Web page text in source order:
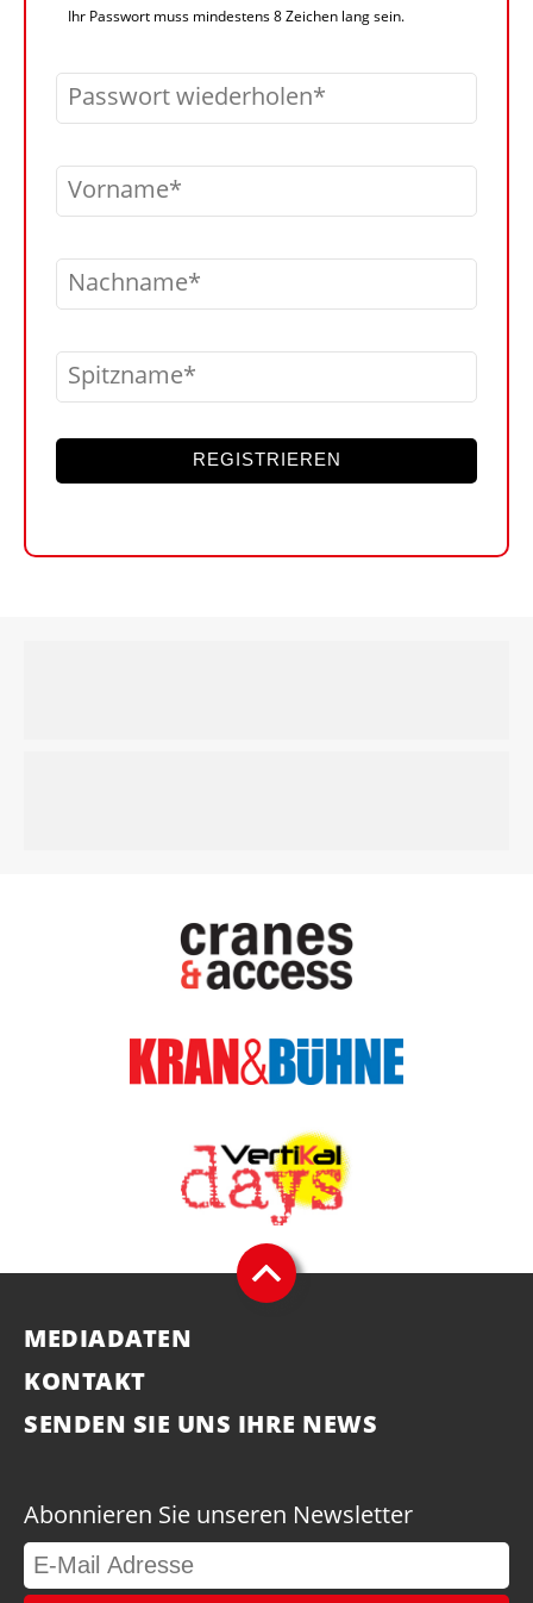
Ihr Passwort muss mindestens 8 Zeichen lang sein.
Passwort wiederholen
Vorname
Nachname
Spitzname
REGISTRIEREN
MEDIADATEN
KONTAKT
SENDEN SIE UNS IHRE NEWS
Abonnieren Sie unseren Newsletter